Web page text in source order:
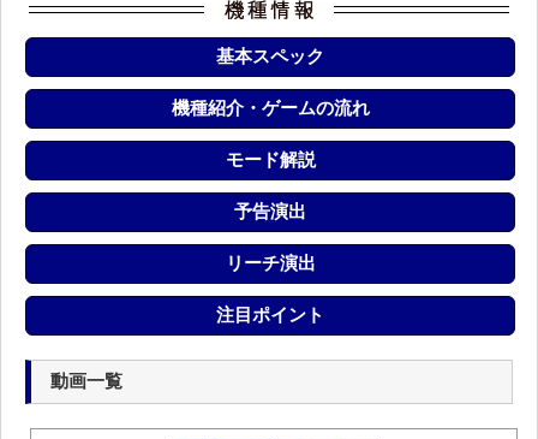
基本スペック
機種紹介・ゲームの流れ
モード解説
予告演出
リーチ演出
注目ポイント
動画一覧